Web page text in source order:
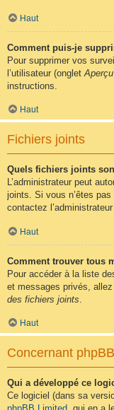
Haut
Comment puis-je
Pour supprimer vos
l’utilisateur (onglet
instructions.
Haut
Fichiers joints
Quels fichiers joints
L’administrateur peut
joints. Si vous n’êtes
contactez
Haut
Comment trouver tous
Pour accéder à la liste
et messages privés,
des fichiers joints
Haut
Concernant phpBB
Qui a développé ce
Ce logiciel (dans sa